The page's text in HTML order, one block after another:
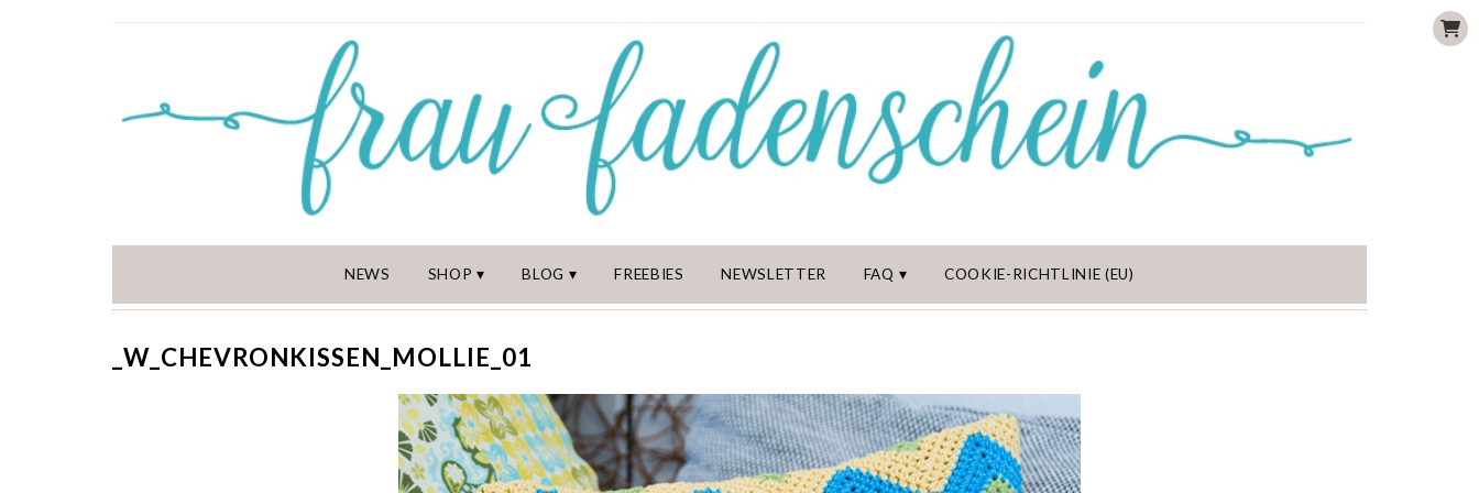
NEWS SHOP BLOG FREEBIES NEWSLETTER FAQ COOKIE-RICHTLINIE (EU)
_W_CHEVRONKISSEN_MOLLIE_01